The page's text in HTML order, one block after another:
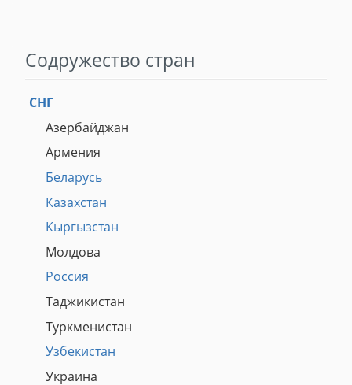
Содружество стран
СНГ
Азербайджан
Армения
Беларусь
Казахстан
Кыргызстан
Молдова
Россия
Таджикистан
Туркменистан
Узбекистан
Украина